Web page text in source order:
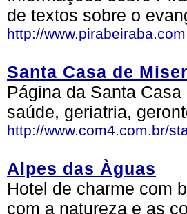
de textos sobre o
http://www.pirabeiraba.com
Santa Casa de
Página da Santa
saúde, geriatria,
http://www.com4.com.br/
Alpes das Àguas
Hotel de charme com
com a natureza e as